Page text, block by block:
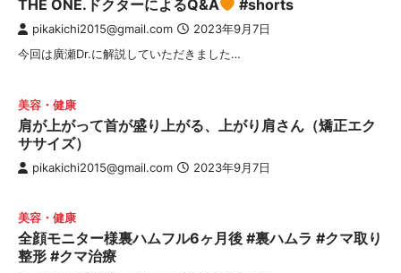
THE ONE.ドクターによるQ&A #shorts
pikakichi2015@gmail.com 2023年9月7日
今回は廣瀬Dr.に解説していただきました…
美容・健康
肩が上がって首が盛り上がる、上がり肩さん（矯正エク
ササイズ）
pikakichi2015@gmail.com 2023年9月7日
美容・健康
全顔モニター様裏ハムフル6ヶ月後 #裏ハムラ #クマ取り
整形 #クマ治療